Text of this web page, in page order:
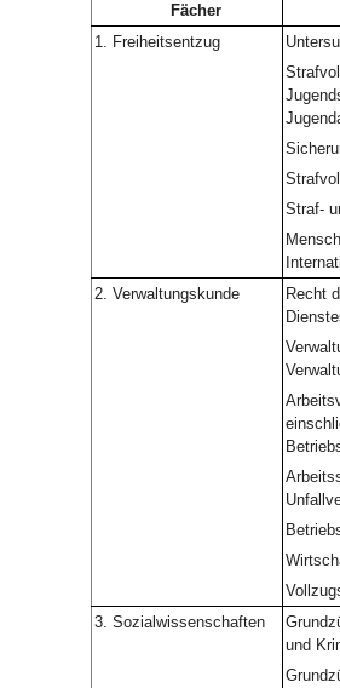
Fächer
1. Freiheitsentzug
Straf-
2. Verwaltungskunde
Recht
3. Sozialwissenschaften
und